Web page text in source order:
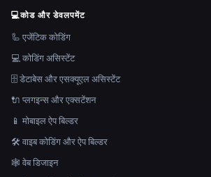
💻कोड और डेवलपमेंट
🦾 एजेंटिक कोडिंग
💻 कोडिंग असिस्टेंट
🗄️ डेटाबेस और एसक्यूएल असिस्टेंट
🔌 प्लगइन्स और एक्सटेंशन
📱 मोबाइल ऐप बिल्डर
🛠️ वाइब कोडिंग और ऐप बिल्डर
🕸 वेब डिजाइन